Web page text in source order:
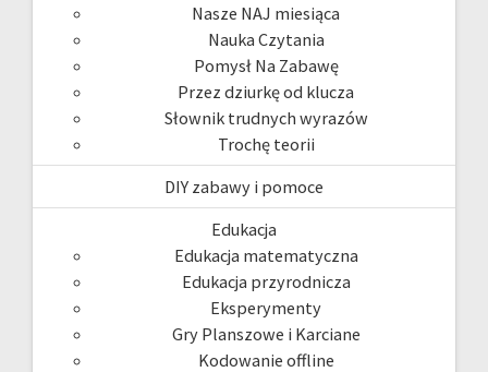
Nasze NAJ miesiąca
Nauka Czytania
Pomysł Na Zabawę
Przez dziurkę od klucza
Słownik trudnych wyrazów
Trochę teorii
DIY zabawy i pomoce
Edukacja
Edukacja matematyczna
Edukacja przyrodnicza
Eksperymenty
Gry Planszowe i Karciane
Kodowanie offline